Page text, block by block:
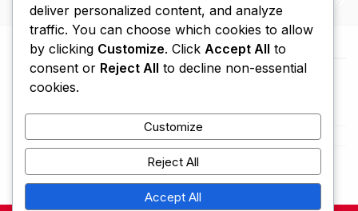
Beranda Tentang Kami
deliver personalized content, and analyze
traffic. You can choose which cookies to allow
by clicking Customize. Click Accept All to
consent or Reject All to decline non-essential
cookies.
Customize
Reject All
Accept All